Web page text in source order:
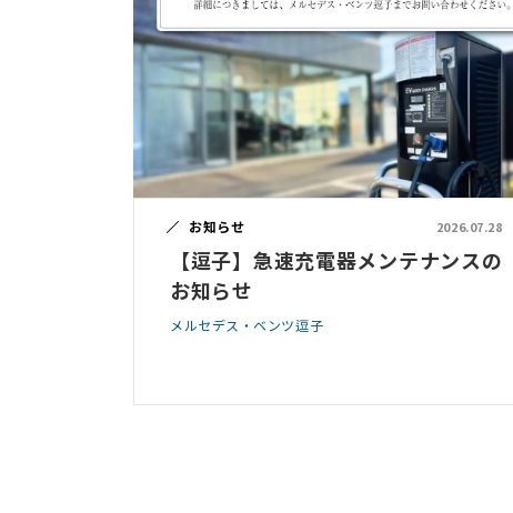
お知らせ 2026.07.28
【逗子】急速充電器メンテナンスの
お知らせ
メルセデス・ベンツ逗子